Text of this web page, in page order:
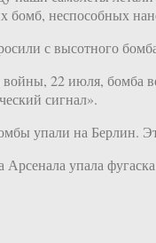
бомб, неспособных
с высотного
войны, 22 июля, бомба
сигнал».
упали на
Арсенала упала